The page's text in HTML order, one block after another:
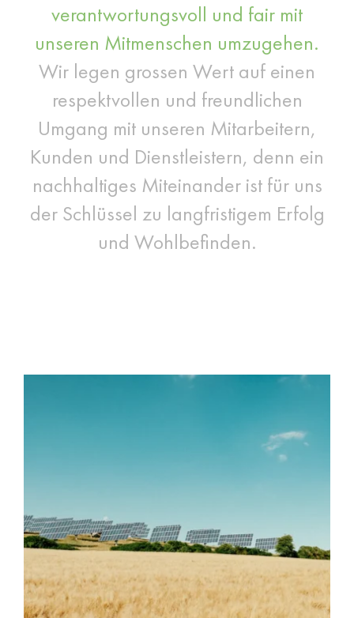
verantwortungsvoll und fair mit
unseren Mitmenschen umzugehen.
Wir legen grossen Wert auf einen
respektvollen und freundlichen
Umgang mit unseren Mitarbeitern,
Kunden und Dienstleistern, denn ein
nachhaltiges Miteinander ist für uns
der Schlüssel zu langfristigem Erfolg
und Wohlbefinden.